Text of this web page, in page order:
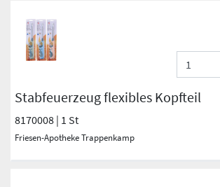
Stabfeuerzeug flexibles Kopfteil
8170008 | 1 St
Friesen-Apotheke Trappenkamp